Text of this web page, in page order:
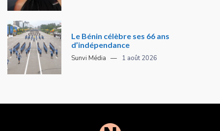
Le Bénin célèbre ses 66 ans
d’indépendance
Sunvi Média 1 août 2026